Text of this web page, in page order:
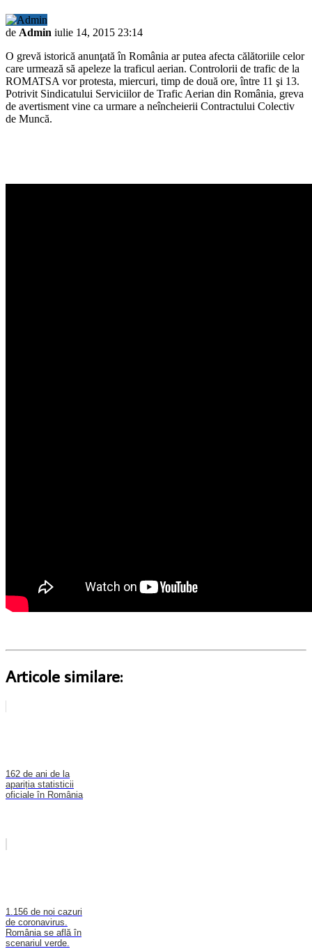
de Admin iulie 14, 2015 23:14
O grevă istorică anunţată în România ar putea afecta călătoriile celor
care urmează să apeleze la traficul aerian. Controlorii de trafic de la
ROMATSA vor protesta, miercuri, timp de două ore, între 11 şi 13.
Potrivit Sindicatului Serviciilor de Trafic Aerian din România, greva
de avertisment vine ca urmare a neîncheierii Contractului Colectiv
de Muncă.
Articole similare:
162 de ani de la
apariția statisticii
oficiale în România
1.156 de noi cazuri
de coronavirus.
România se află în
scenariul verde.